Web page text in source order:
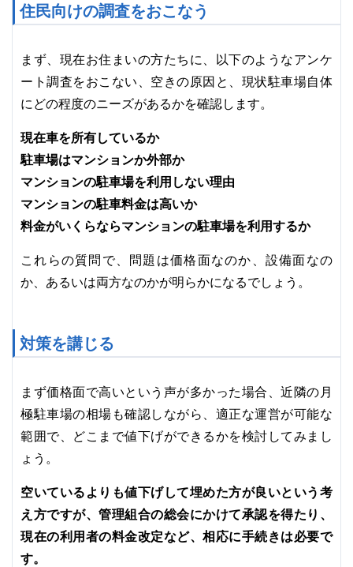
住民向けの調査をおこなう
まず、現在お住まいの方たちに、以下のようなアンケ
ート調査をおこない、空きの原因と、現状駐車場自体
にどの程度のニーズがあるかを確認します。
現在車を所有しているか
駐車場はマンションか外部か
マンションの駐車場を利用しない理由
マンションの駐車料金は高いか
料金がいくらならマンションの駐車場を利用するか
これらの質問で、問題は価格面なのか、設備面なの
か、あるいは両方なのかが明らかになるでしょう。
対策を講じる
まず価格面で高いという声が多かった場合、近隣の月
極駐車場の相場も確認しながら、適正な運営が可能な
範囲で、どこまで値下げができるかを検討してみまし
ょう。
空いているよりも値下げして埋めた方が良いという考
え方ですが、管理組合の総会にかけて承認を得たり、
現在の利用者の料金改定など、相応に手続きは必要で
す。